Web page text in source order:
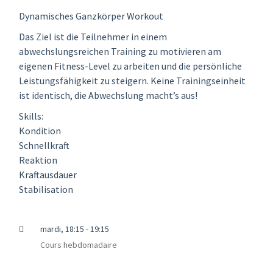
Dynamisches Ganzkörper Workout
Das Ziel ist die Teilnehmer in einem
abwechslungsreichen Training zu motivieren am
eigenen Fitness-Level zu arbeiten und die persönliche
Leistungsfähigkeit zu steigern. Keine Trainingseinheit
ist identisch, die Abwechslung macht’s aus!
Skills:
Kondition
Schnellkraft
Reaktion
Kraftausdauer
Stabilisation
mardi, 18:15 - 19:15
Cours hebdomadaire